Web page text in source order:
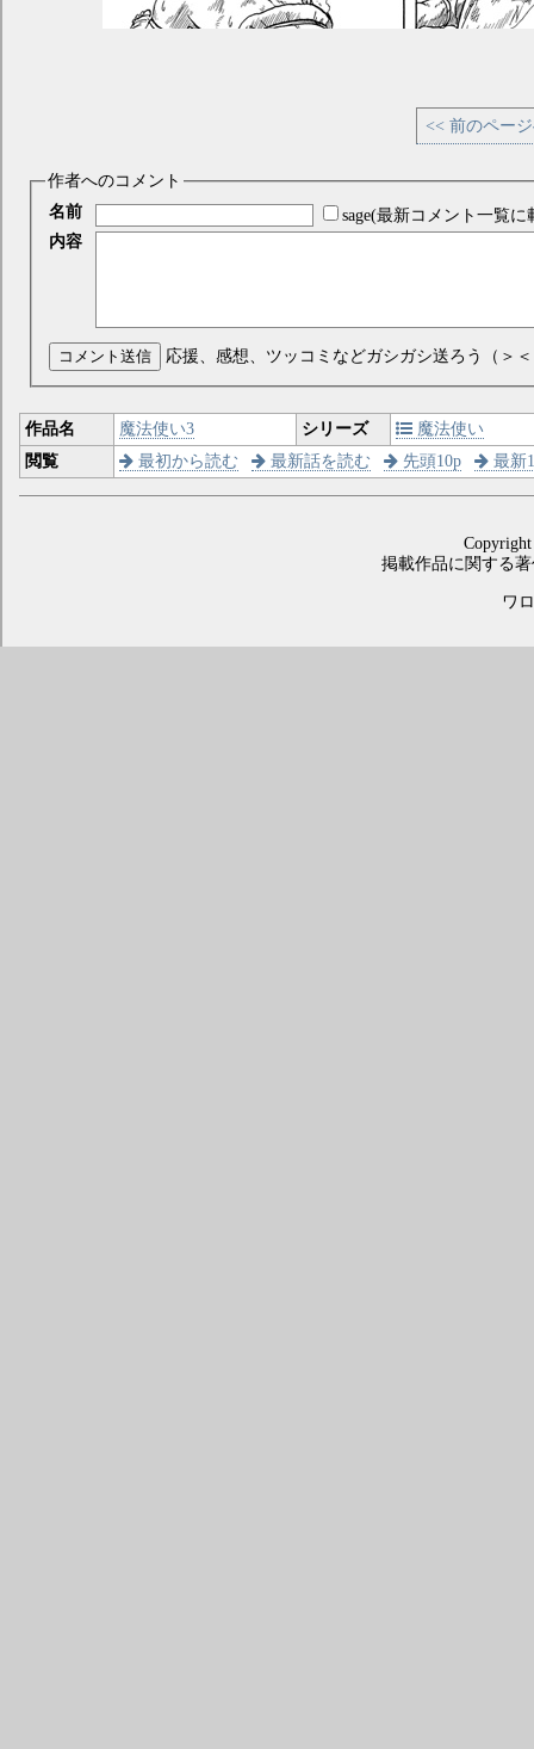
<< 前のペー
作者へのコメント
名前
sage(最新コメント一覧に
内容
コメント送信 応援、感想、ツッコミなどガシガシ送ろう（＞
作品名 魔法使い3 シリーズ
魔法使い
閲覧
最初から読む 最新話を読む 先頭10p 最新
掲載作品に関する
ワ